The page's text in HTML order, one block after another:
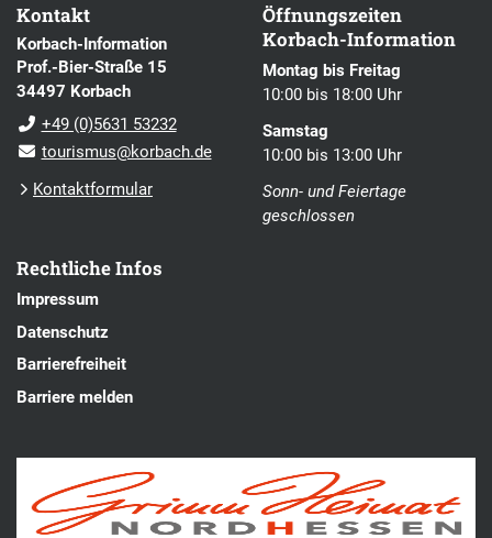
Kontakt
Korbach-Information
Prof.-Bier-Straße 15
34497 Korbach
+49 (0)5631 53232
tourismus@korbach.de
Kontaktformular
Öffnungszeiten
Korbach-Information
Montag bis Freitag
10:00 bis 18:00 Uhr
Samstag
10:00 bis 13:00 Uhr
Sonn- und Feiertage
geschlossen
Rechtliche Infos
Impressum
Datenschutz
Barrierefreiheit
Barriere melden